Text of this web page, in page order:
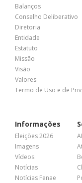
Balanços
Conselho Deliberativo
Diretoria
Entidade
Estatuto
Missão
Visão
Valores
Termo de Uso e de
Informações
Eleições 2026
Imagens
Vídeos
Notícias
Notícias Fenae